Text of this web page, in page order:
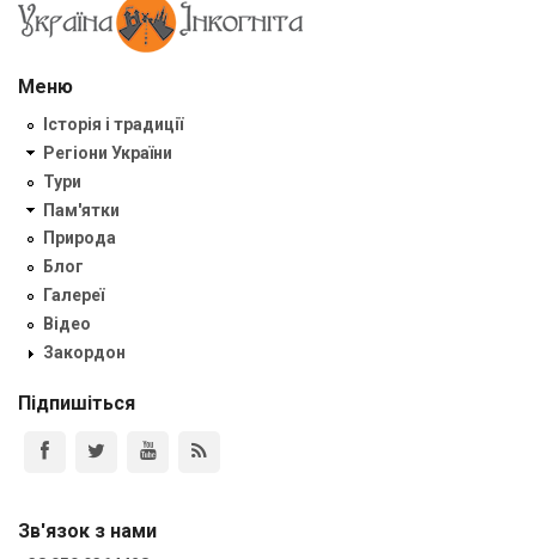
Меню
Історія і традиції
Регіони України
Тури
Пам'ятки
Природа
Блог
Галереї
Відео
Закордон
Підпишіться
Зв'язок з нами